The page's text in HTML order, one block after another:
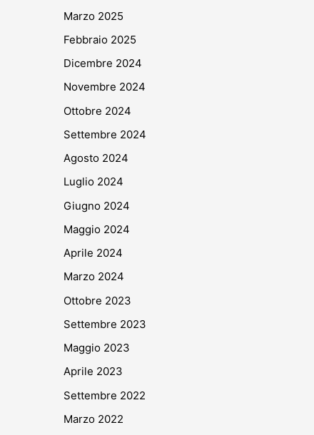
Marzo 2025
Febbraio 2025
Dicembre 2024
Novembre 2024
Ottobre 2024
Settembre 2024
Agosto 2024
Luglio 2024
Giugno 2024
Maggio 2024
Aprile 2024
Marzo 2024
Ottobre 2023
Settembre 2023
Maggio 2023
Aprile 2023
Settembre 2022
Marzo 2022